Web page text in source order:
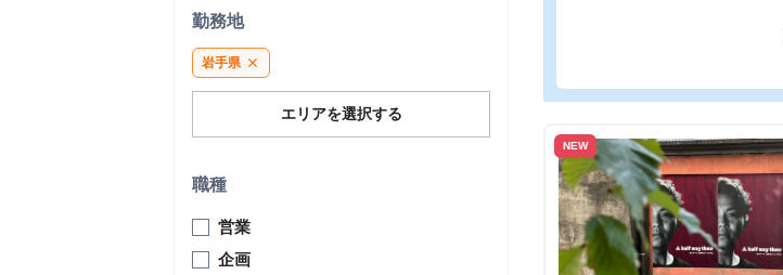
勤務地
岩手県 close
エリアを選択する
職種
営業
企画
NEW